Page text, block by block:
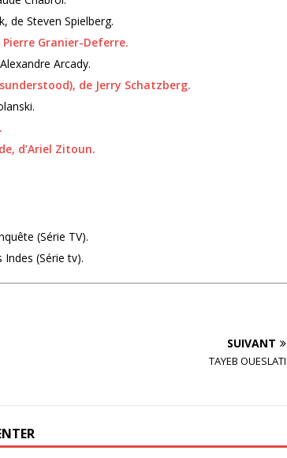
de Steven Spielberg.
Pierre Granier-Deferre.
Arcady.
de Jerry Schatzberg.
d’Ariel Zitoun.
(Série TV).
(Série tv).
SUIVANT
TAYEB OUESLATI